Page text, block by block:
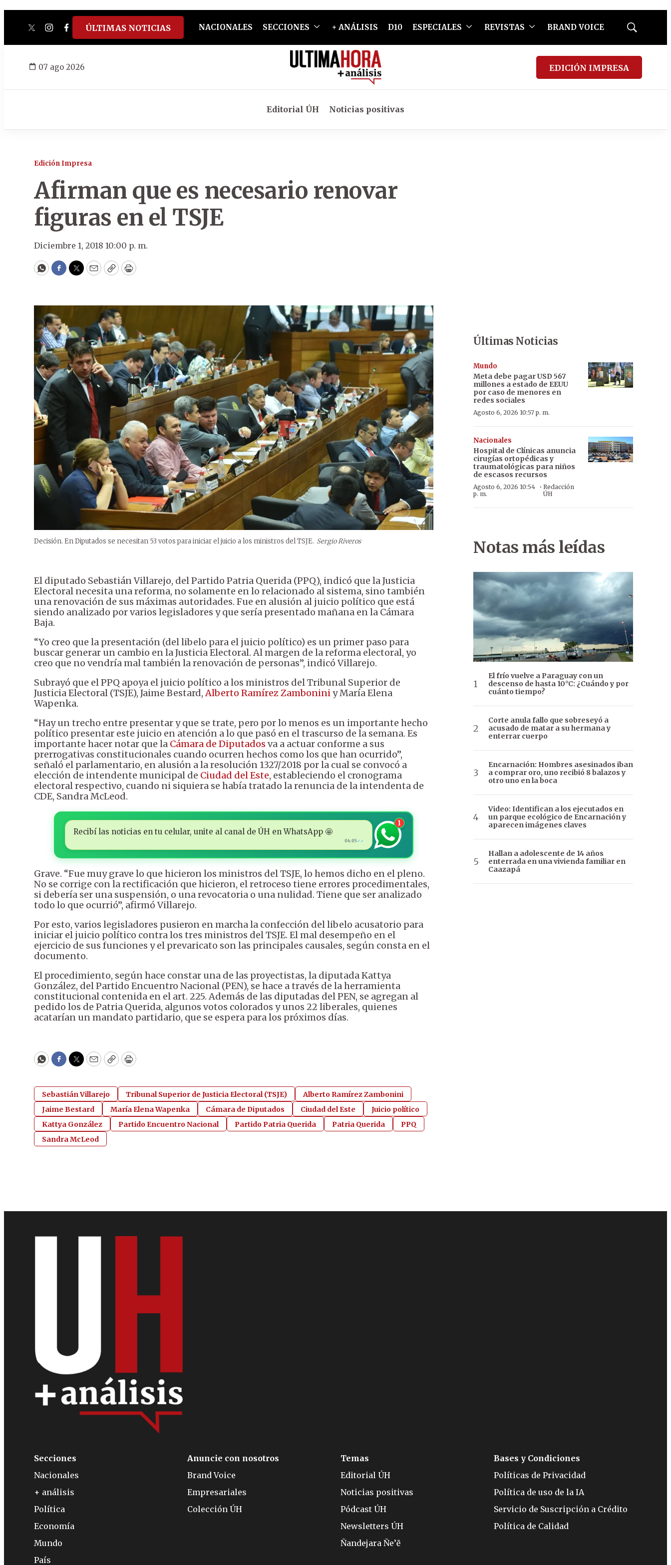
twitterinstagram
facebook
tiktokyoutube
spotify
ÚLTIMAS NOTICIAS NACIONALES SECCIONES + ANÁLISIS D10 ESPECIALES REVISTAS BRAND VOICE
Mostrar
07 ago 2026 EDICIÓN IMPRESA
Editorial ÚH Noticias positivas
Edición Impresa
Afirman que es necesario renovar
figuras en el TSJE
Diciembre 1, 2018 10:00 p. m.
WhatsApp
Facebook
Twitter
EmailCopyPrint
Decisión. En Diputados se necesitan 53 votos para iniciar el juicio a los ministros del TSJE. Sergio Riveros
El diputado Sebastián Villarejo, del Partido Patria Querida (PPQ), indicó que la Justicia
Electoral necesita una reforma, no solamente en lo relacionado al sistema, sino también
una renovación de sus máximas autoridades. Fue en alusión al juicio político que está
siendo analizado por varios legisladores y que sería presentado mañana en la Cámara
Baja.
“Yo creo que la presentación (del libelo para el juicio político) es un primer paso para
buscar generar un cambio en la Justicia Electoral. Al margen de la reforma electoral, yo
creo que no vendría mal también la renovación de personas”, indicó Villarejo.
Subrayó que el PPQ apoya el juicio político a los ministros del Tribunal Superior de
Justicia Electoral (TSJE), Jaime Bestard,Alberto Ramírez Zamboniniy María Elena
Wapenka.
“Hay un trecho entre presentar y que se trate, pero por lo menos es un importante hecho
político presentar este juicio en atención a lo que pasó en el trascurso de la semana. Es
importante hacer notar que la Cámara de Diputados va a actuar conforme a sus
prerrogativas constitucionales cuando ocurren hechos como los que han ocurrido”,
señaló el parlamentario, en alusión a la resolución 1327/2018 por la cual se convocó a
elección de intendente municipal de Ciudad del Este, estableciendo el cronograma
electoral respectivo, cuando ni siquiera se había tratado la renuncia de la intendenta de
CDE, Sandra McLeod.
Recibí las noticias en tu celular, unite al canal de ÚH en WhatsApp 🤩
04:05 ✓✓
1
Grave. “Fue muy grave lo que hicieron los ministros del TSJE, lo hemos dicho en el pleno.
No se corrige con la rectificación que hicieron, el retroceso tiene errores procedimentales,
si debería ser una suspensión, o una revocatoria o una nulidad. Tiene que ser analizado
todo lo que ocurrió”, afirmó Villarejo.
Por esto, varios legisladores pusieron en marcha la confección del libelo acusatorio para
iniciar el juicio político contra los tres ministros del TSJE. El mal desempeño en el
ejercicio de sus funciones y el prevaricato son las principales causales, según consta en el
documento.
El procedimiento, según hace constar una de las proyectistas, la diputada Kattya
González, del Partido Encuentro Nacional (PEN), se hace a través de la herramienta
constitucional contenida en el art. 225. Además de las diputadas del PEN, se agregan al
pedido los de Patria Querida, algunos votos colorados y unos 22 liberales, quienes
acatarían un mandato partidario, que se espera para los próximos días.
WhatsApp
Facebook
Twitter
EmailCopyPrint
Sebastián Villarejo Tribunal Superior de Justicia Electoral (TSJE)
Alberto Ramírez Zambonini
Jaime Bestard
María Elena Wapenka Cámara de Diputados Ciudad del Este
Juicio político
Kattya González
Partido Encuentro Nacional Partido Patria Querida Patria Querida
PPQ
Sandra McLeod
Últimas Noticias
Mundo
Meta debe pagar USD 567
millones a estado de EEUU
por caso de menores en
redes sociales
Agosto 6, 2026 10:57 p. m.
Nacionales
Hospital de Clínicas anuncia
cirugías ortopédicas y
traumatológicas para niños
de escasos recursos
Agosto 6, 2026 10:54
p. m.
· Redacción
ÚH
Notas más leídas
El frío vuelve a Paraguay con un
descenso de hasta 10°C: ¿Cuándo y por
cuánto tiempo?
Corte anula fallo que sobreseyó a
acusado de matar a su hermana y
enterrar cuerpo
Encarnación: Hombres asesinados iban
a comprar oro, uno recibió 8 balazos y
otro uno en la boca
Video: Identifican a los ejecutados en
un parque ecológico de Encarnación y
aparecen imágenes claves
Hallan a adolescente de 14 años
enterrada en una vivienda familiar en
Caazapá
Secciones
Nacionales
+ análisis
Política
Economía
Mundo
País
Anuncie con nosotros
Brand Voice
Empresariales
Colección ÚH
Temas
Editorial ÚH
Noticias positivas
Pódcast ÚH
Newsletters ÚH
Ñandejara Ñe’ẽ
Bases y Condiciones
Políticas de Privacidad
Política de uso de la IA
Servicio de Suscripción a Crédito
Política de Calidad